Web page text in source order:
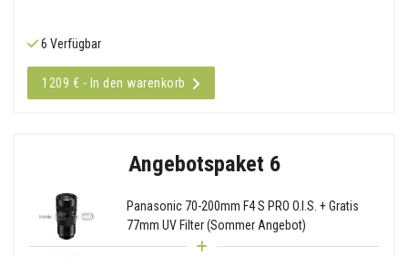
6 Verfügbar
1209 € - In den warenkorb
Angebotspaket 6
Panasonic 70-200mm F4 S PRO O.I.S. + Gratis
77mm UV Filter (Sommer Angebot)